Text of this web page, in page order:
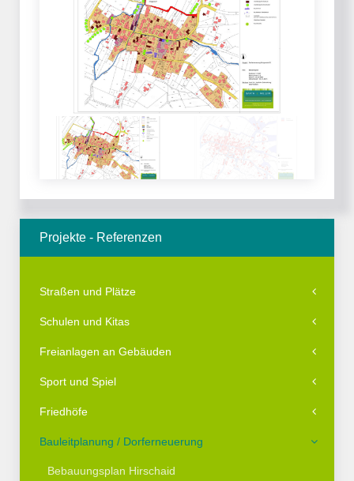
Projekte - Referenzen
Straßen und Plätze
Schulen und Kitas
Freianlagen an Gebäuden
Sport und Spiel
Friedhöfe
Bauleitplanung / Dorferneuerung
Bebauungsplan Hirschaid